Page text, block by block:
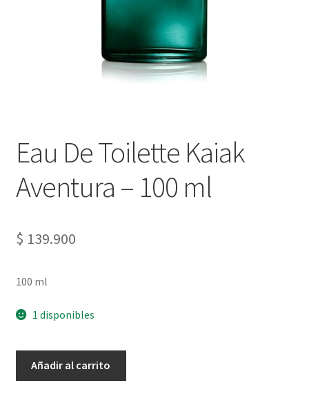
Eau De Toilette Kaiak
Aventura – 100 ml
$ 139.900
100 ml
1 disponibles
Añadir al carrito